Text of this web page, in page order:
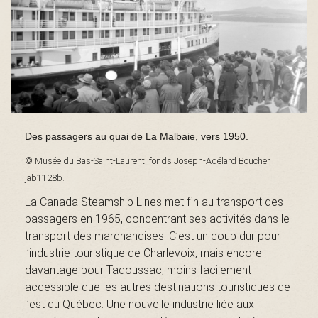
s
é
Des passagers au quai de La Malbaie, vers 1950.
© Musée du Bas-Saint-Laurent, fonds Joseph-Adélard Boucher,
jab1128b.
La Canada Steamship Lines met fin au transport des
passagers en 1965, concentrant ses activités dans le
transport des marchandises. C’est un coup dur pour
l’industrie touristique de Charlevoix, mais encore
davantage pour Tadoussac, moins facilement
accessible que les autres destinations touristiques de
l’est du Québec. Une nouvelle industrie liée aux